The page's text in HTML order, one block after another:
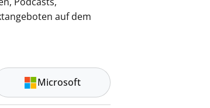
Podcasts,
auf dem
Microsoft